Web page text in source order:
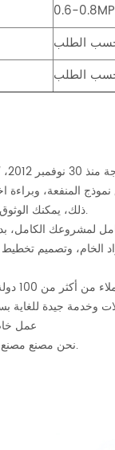
0.6-
الطلب
الطلب
ذلك، يمكنك الوثوق في أننا أفضل مورد لك.
لمشروعك الكامل،
الخام، وتصميم
عمل
5. نحن مصنع مصنع، ولسنا شركة تجارية.